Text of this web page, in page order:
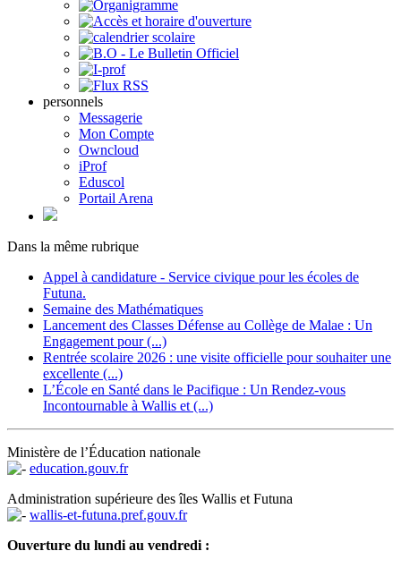
personnels
Messagerie
Mon Compte
Owncloud
iProf
Eduscol
Portail Arena
Dans la même rubrique
Appel à candidature - Service civique pour les écoles de
Futuna.
Semaine des Mathématiques
Lancement des Classes Défense au Collège de Malae : Un
Engagement pour (...)
Rentrée scolaire 2026 : une visite officielle pour souhaiter une
excellente (...)
L’École en Santé dans le Pacifique : Un Rendez-vous
Incontournable à Wallis et (...)
Ministère de l’Éducation nationale
education.gouv.fr
Administration supérieure des îles Wallis et Futuna
wallis-et-futuna.pref.gouv.fr
Ouverture du lundi au vendredi :